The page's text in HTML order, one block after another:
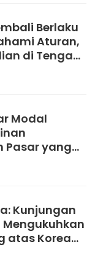
Berlaku
Aturan,
di Tengah
Modal
Pasar yang
Kunjungan
atas Korea